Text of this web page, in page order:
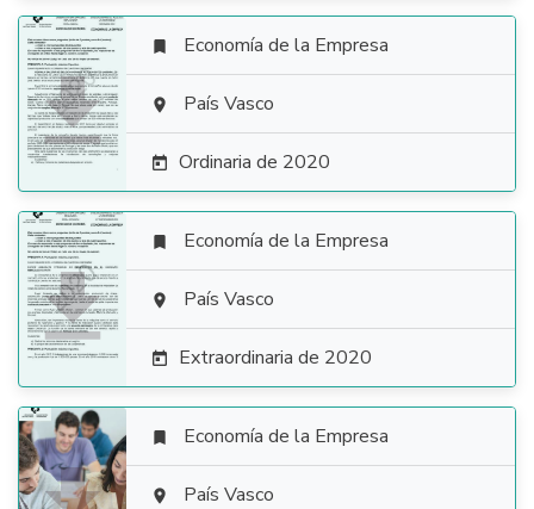

 Economía de la Empresa
 País Vasco
 Ordinaria de 2020

 Economía de la Empresa
 País Vasco
 Extraordinaria de 2020
 Economía de la Empresa
 País Vasco